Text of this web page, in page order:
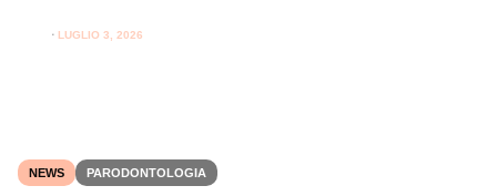
⋅ LUGLIO 3, 2026
NEWS PARODONTOLOGIA